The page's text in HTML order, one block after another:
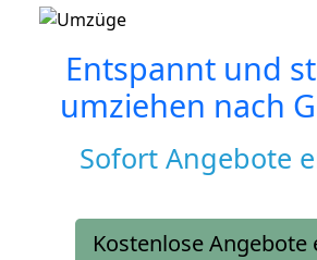
Entspannt und
umziehen nach
Sofort Angebote
Kostenlose Angebote